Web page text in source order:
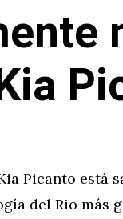
Picanto está
del Rio más